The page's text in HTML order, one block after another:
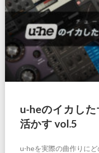
u-heのイカし
活かす vol.5
u-heを実際の曲作りに